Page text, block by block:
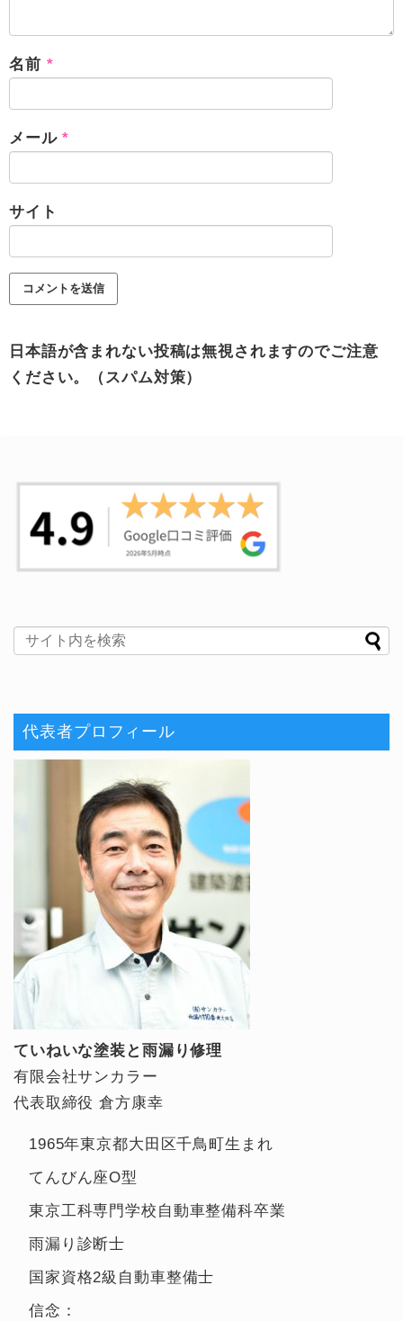
名前 *
メール*
サイト
日本語が含まれない投稿は無視されますのでご注意
ください。（スパム対策）
代表者プロフィール
ていねいな塗装と雨漏り修理
有限会社サンカラー
代表取締役 倉方康幸
1965年東京都大田区千鳥町生まれ
てんびん座O型
東京工科専門学校自動車整備科卒業
雨漏り診断士
国家資格2級自動車整備士
信念：